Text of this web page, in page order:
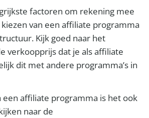
factoren om rekening mee
van een affiliate programma
Kijk goed naar het
verkoopprijs dat je als affiliate
dit met andere programma’s in
een affiliate programma is het ook
naar de